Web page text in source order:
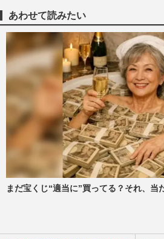
ど“弱者叩きの国”に
週刊女性2019年7月16日号
謎に包まれた「セシ
未知の放射性物質
週刊女性2019年7月16日号
《原発事故》8年経
いま明かされる発生
り」
週刊女性2019年3月19日号
染水「薄めて海へ
週刊女性2018年11月20日号
あわせて読みたい
まだ宝くじ“適当に”買ってる？それ、当